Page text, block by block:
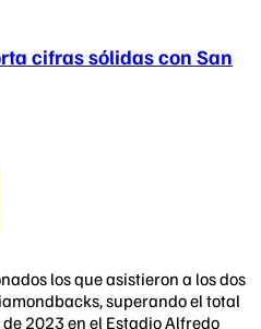
cifras sólidas con San
los que asistieron a los dos
superando el total
2023 en el Estadio Alfredo